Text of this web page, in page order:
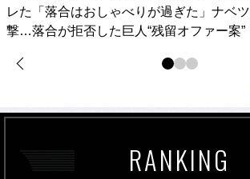
レた「落合はおしゃべりが過ぎた」ナベ
撃…落合が拒否した巨人“残留オファー案”
RANKING